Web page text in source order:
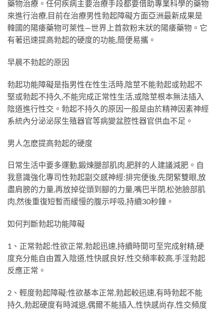
藥物治療。任何疾病主要治療手段都要借助專業科學的藥物
來進行治療,目前在治療男性勃起障礙方面亞洲最新成果是
韓國的陽痿藥物可萊性—世界上首款粉末狀的陽痿藥物。它
有著迅速提高勃起的硬度的功能,簡便易攜。
早晨不勃起的原因
勃起功能障礙是指男性在性生活時,陰莖不能勃起或勃起不
堅或勃起不持久,不能完成正常性生活,或陰莖根本無法插入
陰道進行性交。勃起不持久的原因一般是由於精神因素神經
系統內分泌泌尿生殖器官等病變盆腔性器官供血不足。
男人怎麽提高勃起的硬度
日常生活中要多運動,鍛煉腿部肌肉,肥胖的人建議減肥。自
我意識強化專司性勃起副交感神經:排完便後,先閉緊雙眼,放
盡肩膀的力量,再放掉從頭到腳的力量,嘴巴半閉,松弛臉部肌
肉,然後重復短暫而緩慢的腹示呼吸,持續30秒鐘。
如何判斷勃起功能障礙
1、正常勃起:性欲正常,勃起迅速,持續時間可至完成射精,硬
度充分能自由置入陰道,性快感良好,性交頻率較高,手淫勃起
反應正常。
2、輕度勃起障礙:性欲基本正常,勃起較迅速,有時勃起不能
持久,勃起硬度有時減退,偶爾不能插入,性快感尚存,性交頻度